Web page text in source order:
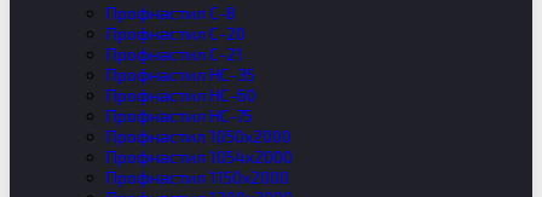
Профнастил C-8
Профнастил С-20
Профнастил C-21
Профнастил НС-35
Профнастил НС-60
Профнастил НС-75
Профнастил 1050х2000
Профнастил 1054х2000
Профнастил 1150х2000